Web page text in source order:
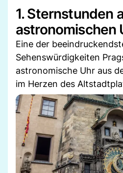
1. Sternstunden
astronomischen
Eine der
Sehenswürdigkeiten
astronomische Uhr aus
im Herzen des